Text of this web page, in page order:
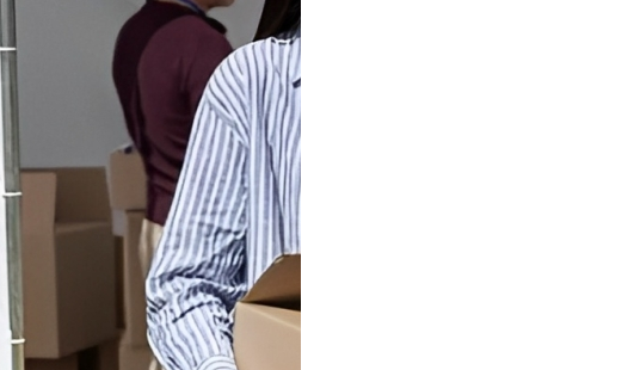
Tik Tok Buat
Jualan, Gimana
Strateginya ?
Baca Juga Cara
Berjualan Di Tiktokshop
TikTok menjadi tempat